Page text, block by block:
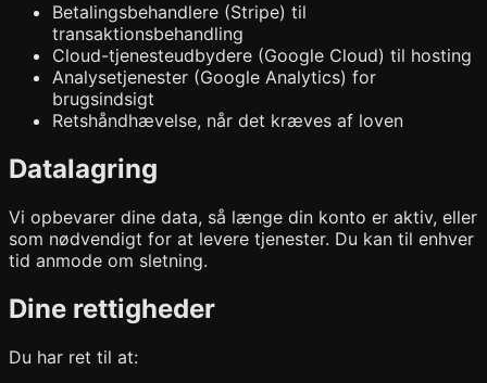
Betalingsbehandlere (Stripe) til
transaktionsbehandling
Cloud-tjenesteudbydere (Google Cloud) til hosting
Analysetjenester (Google Analytics) for
brugsindsigt
Retshåndhævelse, når det kræves af loven
Datalagring
Vi opbevarer dine data, så længe din konto er aktiv, eller
som nødvendigt for at levere tjenester. Du kan til enhver
tid anmode om sletning.
Dine rettigheder
Du har ret til at: